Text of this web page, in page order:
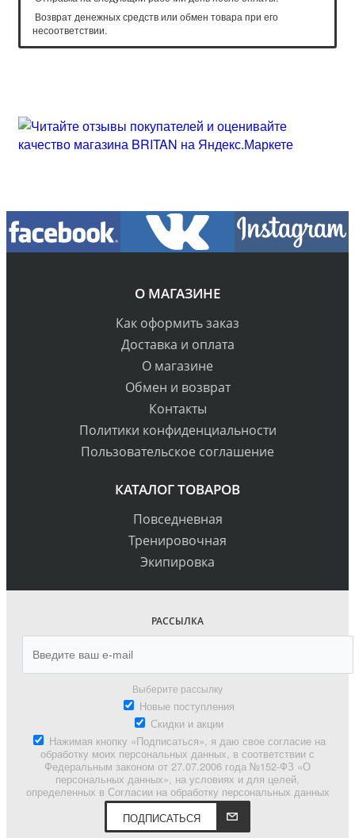
Возврат денежных средств или обмен товара при его
несоответствии.
О МАГАЗИНЕ
Как оформить заказ
Доставка и оплата
О магазине
Обмен и возврат
Контакты
Политики конфиденциальности
Пользовательское соглашение
КАТАЛОГ ТОВАРОВ
Повседневная
Тренировочная
Экипировка
РАССЫЛКА
Выберите рассылку
Новые поступления
Скидки и акции
Нажимая кнопку «Подписаться», я даю свое согласие на
обработку моих персональных данных, в соответствии с
Федеральным законом от 27.07.2006 года №152-ФЗ «О
персональных данных», на условиях и для целей,
определенных в Согласии на обработку персональных данных
ПОДПИСАТЬСЯ